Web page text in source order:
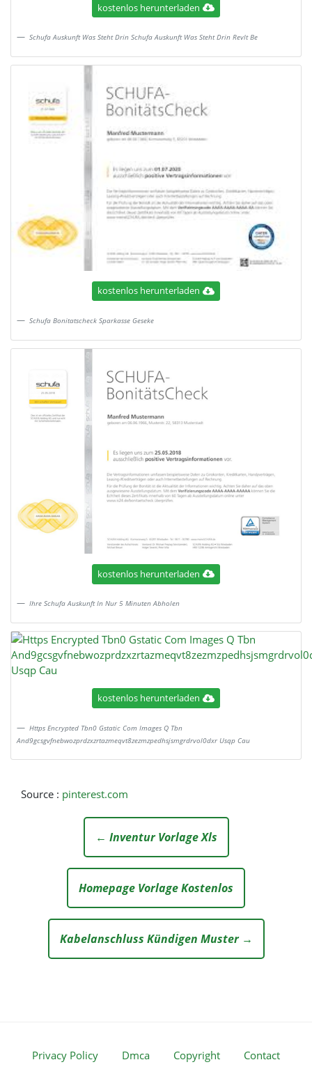
kostenlos herunterladen
Schufa Auskunft Was Steht Drin Schufa Auskunft Was Steht Drin Revlt Be
kostenlos herunterladen
Schufa Bonitatscheck Sparkasse Geseke
kostenlos herunterladen
Ihre Schufa Auskunft In Nur 5 Minuten Abholen
kostenlos herunterladen
Https Encrypted Tbn0 Gstatic Com Images Q Tbn
And9gcsgvfnebwozprdzxzrtazmeqvt8zezmzpedhsjsmgrdrvol0dxr Usqp Cau
Source : pinterest.com
← Inventur Vorlage Xls
Homepage Vorlage Kostenlos
Kabelanschluss Kündigen Muster →
Privacy Policy Dmca Copyright Contact